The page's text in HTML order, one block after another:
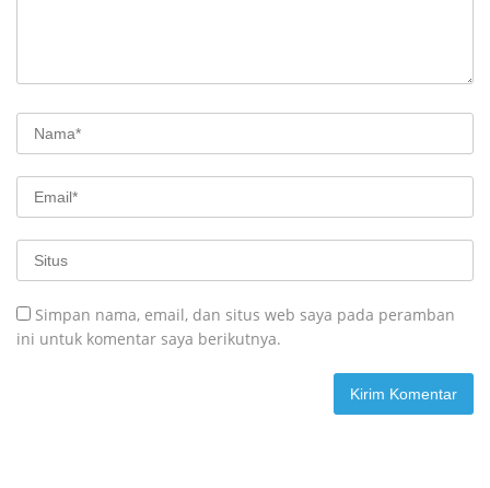
Simpan nama, email, dan situs web saya pada peramban
ini untuk komentar saya berikutnya.